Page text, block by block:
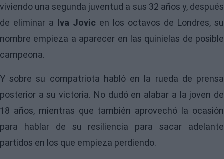
viviendo una segunda juventud a sus 32 años y, después
de eliminar a Iva Jovic en los octavos de Londres, su
nombre empieza a aparecer en las quinielas de posible
campeona.
Y sobre su compatriota habló en la rueda de prensa
posterior a su victoria. No dudó en alabar a la joven de
18 años, mientras que también aprovechó la ocasión
para hablar de su resiliencia para sacar adelante
partidos en los que empieza perdiendo.